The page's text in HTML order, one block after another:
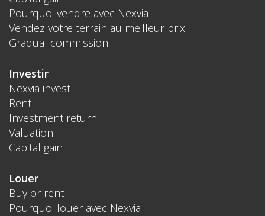
Pourquoi vendre avec Nexvia
Vendez votre terrain au meilleur prix
Gradual commission
Investir
Nexvia invest
Rent
Investment return
Valuation
Capital gain
Louer
Buy or rent
Pourquoi louer avec Nexvia